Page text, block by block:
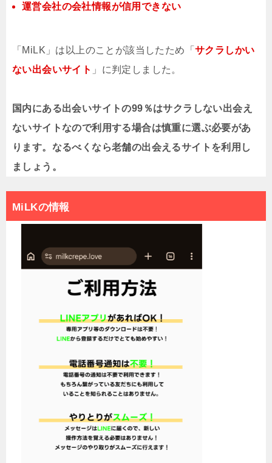
運営会社の会社情報が信用できない
「MiLK」は以上のことが該当したため「 サクラしかい
ない出会いサイト 」に判定しました。
国内にある出会いサイトの99％はサクラしない出会え
ないサイトなので利用する場合は慎重に選ぶ必要があ
ります。なるべくなら老舗の出会えるサイトを利用し
ましょう。
MiLKの情報